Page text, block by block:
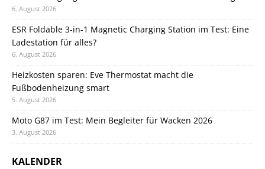
6. August 2026
ESR Foldable 3-in-1 Magnetic Charging Station im Test: Eine
Ladestation für alles?
6. August 2026
Heizkosten sparen: Eve Thermostat macht die
Fußbodenheizung smart
5. August 2026
Moto G87 im Test: Mein Begleiter für Wacken 2026
3. August 2026
KALENDER